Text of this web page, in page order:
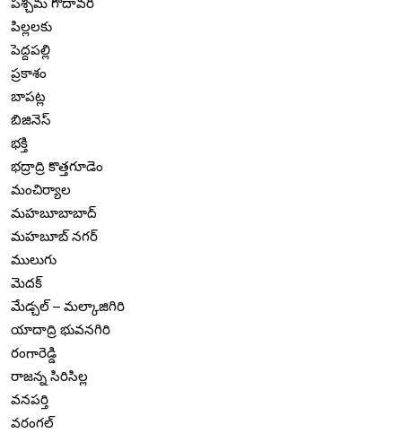
పశ్చిమ గోదావరి
పిల్లలకు
పెద్దపల్లి
ప్రకాశం
బాపట్ల
బిజినెస్
భక్తి
భద్రాద్రి కొత్తగూడెం
మంచిర్యాల
మహబూబాబాద్
మహబూబ్ నగర్
ములుగు
మెదక్
మేడ్చల్ – మల్కాజిగిరి
యాదాద్రి భువనగిరి
రంగారెడ్డి
రాజన్న సిరిసిల్ల
వనపర్తి
వరంగల్